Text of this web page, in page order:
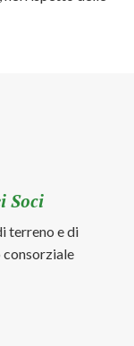
Soci
terreno e di